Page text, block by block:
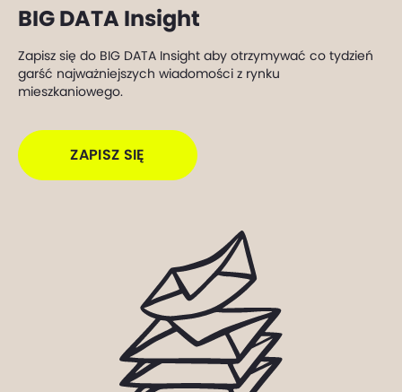
BIG DATA Insight
Zapisz się do BIG DATA Insight aby otrzymywać co tydzień
garść najważniejszych wiadomości z rynku
mieszkaniowego.
ZAPISZ SIĘ